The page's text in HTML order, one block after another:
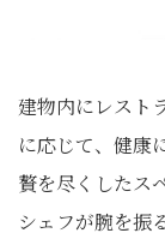
建物内にレスト
に応じて、健康
贅を尽くしたス
シェフが腕を振